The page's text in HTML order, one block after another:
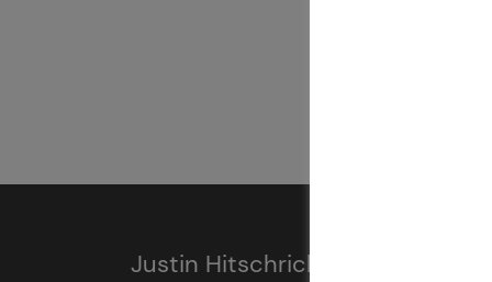
Justin Hitschrich